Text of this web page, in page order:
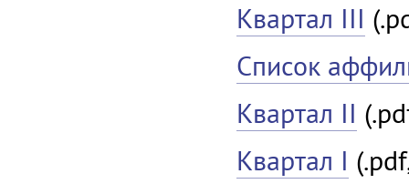
Квартал III
Список
Квартал II
Квартал I